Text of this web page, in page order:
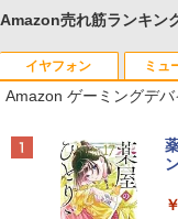
Amazon売れ筋ランキン
イヤフォン ミュ
Amazon ゲーミングデ